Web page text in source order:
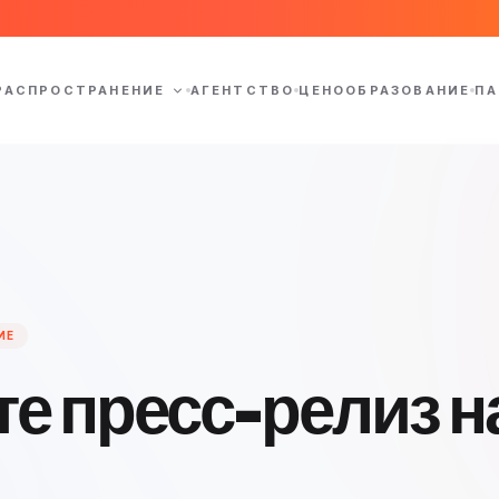
АГЕНТСТВО ЦЕНООБРАЗОВАНИЕ
пресс-релиз